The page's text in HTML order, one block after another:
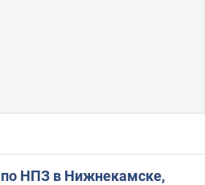
НПЗ в Нижнекамске,